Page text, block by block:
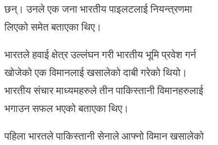
छन्। उनले एक जना भारतीय पाइलटलाई नियन्त्रणमा
लिएको समेत बताएका थिए।
भारतले हवाई क्षेत्र उल्लंघन गरी भारतीय भूमि प्रवेश गर्न
खोजेको एक विमानलाई खसालेको दाबी गरेको थियो।
भारतीय संचार माध्यमहरुले तीन पाकिस्तानी विमानहरुलाई
भगाउन सफल भएको बताएका थिए।
पहिला भारतले पाकिस्तानी सेनाले आफ्नो विमान खसालेको